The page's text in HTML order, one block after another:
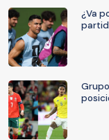
¿Va